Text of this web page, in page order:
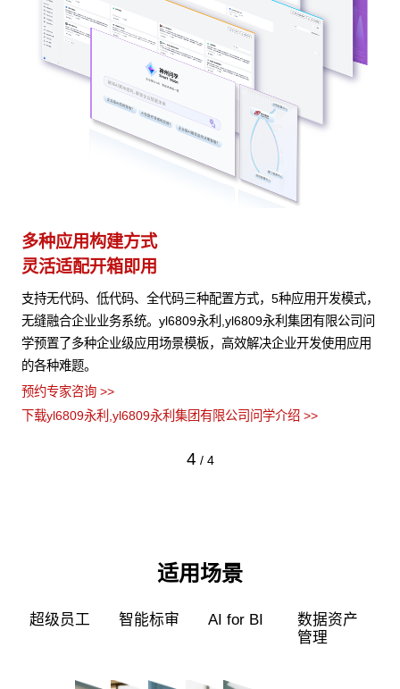
多种应用构建方式
灵活适配开箱即用
支持无代码、低代码、全代码三种配置方式，5种应用开发模式，
无缝融合企业业务系统。yl6809永利,yl6809永利集团有限公司问
学预置了多种企业级应用场景模板，高效解决企业开发使用应用
的各种难题。
预约专家咨询 >>
下载yl6809永利,yl6809永利集团有限公司问学介绍 >>
4 / 4
适用场景
超级员工 智能标审 AI for BI
数据资产
管理